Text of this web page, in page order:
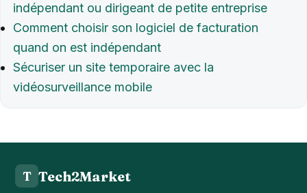
indépendant ou dirigeant de petite entreprise
Comment choisir son logiciel de facturation
quand on est indépendant
Sécuriser un site temporaire avec la
vidéosurveillance mobile
T Tech2Market